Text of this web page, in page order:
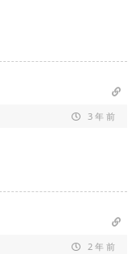
3 年 前
2 年 前